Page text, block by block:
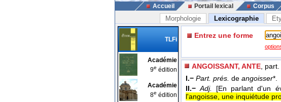
Accueil Portail lexical Corpus
Morphologie Lexicographie
TLFi
Académie
9e édition
Académie
8e édition
Entrez une forme
ANGOISSANT, ANTE ,
I.− Part. prés. de angoisser*.
II.− Adj. [En parlant d'un
l'angoisse, une inquiétude